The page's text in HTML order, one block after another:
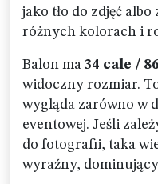
jako tło do zdjęć
różnych kolorach i
Balon ma 34 cale /
widoczny rozmiar.
wygląda zarówno w
eventowej. Jeśli
do fotografii, taka
wyraźny,